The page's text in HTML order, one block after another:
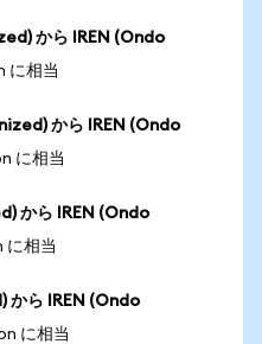
から IREN (Ondo
に相当
から IREN (Ondo
に相当
から IREN (Ondo
に相当
から IREN (Ondo
に相当